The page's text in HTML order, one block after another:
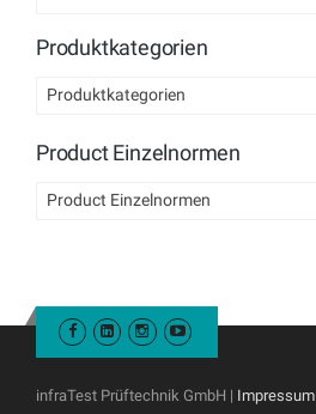
Produktkategorien
Produktkategorien
Product Einzelnormen
Product Einzelnormen
infraTest Prüftechnik GmbH | Impressum